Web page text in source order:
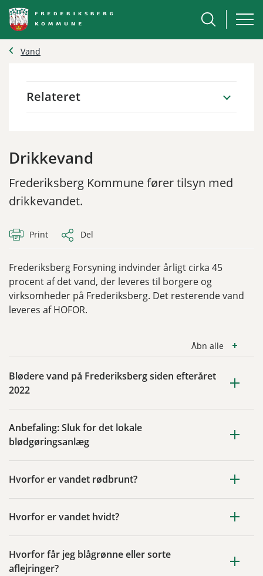
Vand
Relateret
Drikkevand
Frederiksberg Kommune fører tilsyn med
drikkevandet.
Print Del
Frederiksberg Forsyning indvinder årligt cirka 45
procent af det vand, der leveres til borgere og
virksomheder på Frederiksberg. Det resterende vand
leveres af HOFOR.
Åbn alle
Blødere vand på Frederiksberg siden efteråret
2022
Anbefaling: Sluk for det lokale
blødgøringsanlæg
Hvorfor er vandet rødbrunt?
Hvorfor er vandet hvidt?
Hvorfor får jeg blågrønne eller sorte
aflejringer?